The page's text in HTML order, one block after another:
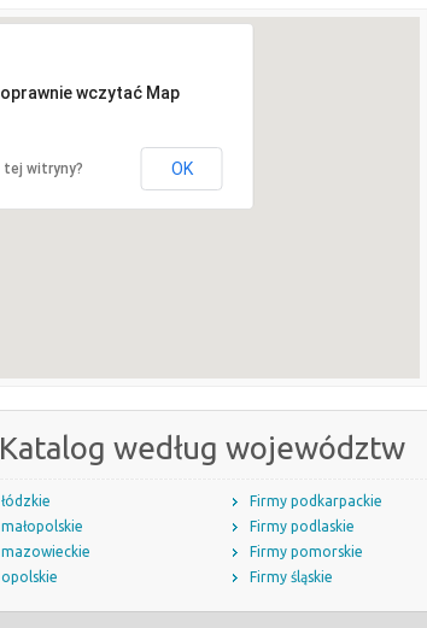
wczytać Map
tej witryny? OK
Katalog według województw
Firmy podkarpackie
Firmy podlaskie
Firmy pomorskie
Firmy śląskie